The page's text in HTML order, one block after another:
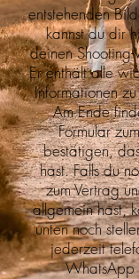
entstehenden
kannst du dir
deinen
Er enthält alle
Informationen
Am Ende
Formular
bestätigen,
hast. Falls du
zum Vertrag
allgemein hast,
unten noch
jederzeit
WhatsApp